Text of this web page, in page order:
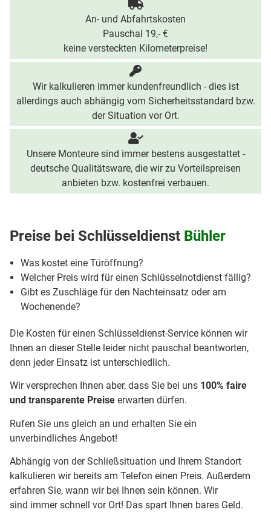
An- und Abfahrtskosten
Pauschal 19,- €
keine versteckten Kilometerpreise!
Wir kalkulieren immer kundenfreundlich - dies ist
allerdings auch abhängig vom Sicherheitsstandard bzw.
der Situation vor Ort.
Unsere Monteure sind immer bestens ausgestattet -
deutsche Qualitätsware, die wir zu Vorteilspreisen
anbieten bzw. kostenfrei verbauen.
Preise bei Schlüsseldienst Bühler
Was kostet eine Türöffnung?
Welcher Preis wird für einen Schlüsselnotdienst fällig?
Gibt es Zuschläge für den Nachteinsatz oder am
Wochenende?
Die Kosten für einen Schlüsseldienst-Service können wir
Ihnen an dieser Stelle leider nicht pauschal beantworten,
denn jeder Einsatz ist unterschiedlich.
Wir versprechen Ihnen aber, dass Sie bei uns 100% faire
und transparente Preise erwarten dürfen.
Rufen Sie uns gleich an und erhalten Sie ein
unverbindliches Angebot!
Abhängig von der Schließsituation und Ihrem Standort
kalkulieren wir bereits am Telefon einen Preis. Außerdem
erfahren Sie, wann wir bei Ihnen sein können. Wir
sind immer schnell vor Ort! Das spart Ihnen bares Geld.